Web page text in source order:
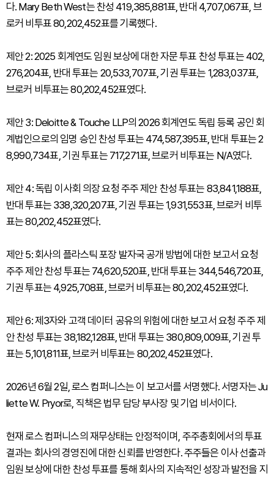
다. Mary Beth West는 찬성 419,385,881표, 반대 4,707,067표, 브
로커 비투표 80,202,452표를 기록했다.
제안 2: 2025 회계연도 임원 보상에 대한 자문 투표 찬성 투표는 402,
276,204표, 반대 투표는 20,533,707표, 기권 투표는 1,283,037표,
브로커 비투표는 80,202,452표였다.
제안 3: Deloitte & Touche LLP의 2026 회계연도 독립 등록 공인 회
계법인으로의 임명 승인 찬성 투표는 474,587,395표, 반대 투표는 2
8,990,734표, 기권 투표는 717,271표, 브로커 비투표는 N/A였다.
제안 4: 독립 이사회 의장 요청 주주 제안 찬성 투표는 83,841,188표,
반대 투표는 338,320,207표, 기권 투표는 1,931,553표, 브로커 비투
표는 80,202,452표였다.
제안 5: 회사의 플라스틱 포장 발자국 공개 방법에 대한 보고서 요청
주주 제안 찬성 투표는 74,620,520표, 반대 투표는 344,546,720표,
기권 투표는 4,925,708표, 브로커 비투표는 80,202,452표였다.
제안 6: 제3자와 고객 데이터 공유의 위험에 대한 보고서 요청 주주 제
안 찬성 투표는 38,182,128표, 반대 투표는 380,809,009표, 기권 투
표는 5,101,811표, 브로커 비투표는 80,202,452표였다.
2026년 6월 2일, 로스 컴퍼니스는 이 보고서를 서명했다. 서명자는 Ju
liette W. Pryor로, 직책은 법무 담당 부사장 및 기업 비서이다.
현재 로스 컴퍼니스의 재무상태는 안정적이며, 주주총회에서의 투표
결과는 회사의 경영진에 대한 신뢰를 반영한다. 주주들은 이사 선출과
임원 보상에 대한 찬성 투표를 통해 회사의 지속적인 성장과 발전을 지